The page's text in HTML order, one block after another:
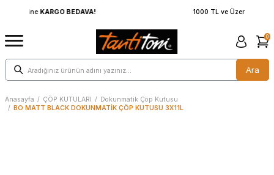
1000 TL ve Üzerine KARGO BEDAVA!
Ara
0
Anasayfa / ÇÖP KUTULARI / Dokunmatik Çöp Kutusu
/ BO MATT BLACK DOKUNMATİK ÇÖP KUTUSU 3X11L